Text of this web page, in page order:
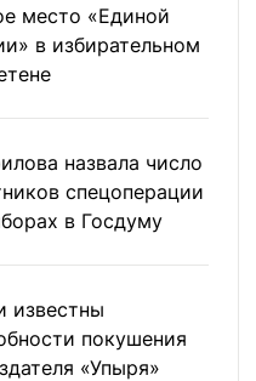
место «Единой
в избирательном
назвала число
спецоперации
в Госдуму
известны
покушения
«Упыря»